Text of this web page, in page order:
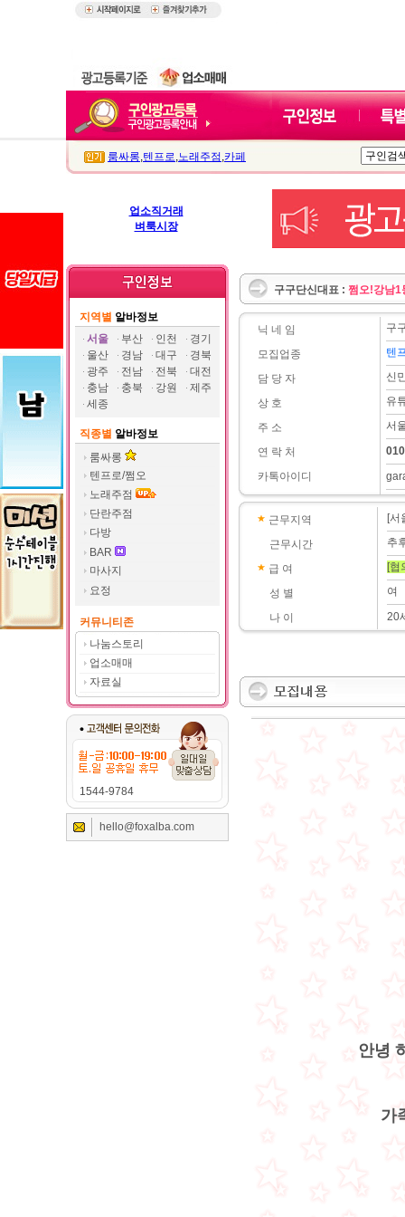
룸싸롱,텐프로,노래주점 ,카페
업소직거래
벼룩시장
지역별 알바정보
서울
부산 인천
경기
울산
경남 대구
경북
광주
전남 전북
대전
충남
충북 강원
제주
세종
직종별 알바정보
룸싸롱
텐프로/쩜오
노래주점
단란주점
다방
BAR
마사지
요정
커뮤니티존
나눔스토리
업소매매
자료실
1544-9784
hello@foxalba.com
구구단신대표 : 쩜오!강남1
닉 네 임
모집업종
담 당 자
상 호
주 소
연 락 처
카톡아이디
구
텐
신
유
서
근무지역
근무시간
급 여
성 별
나 이
[서
추
[협
여
20
안녕
가